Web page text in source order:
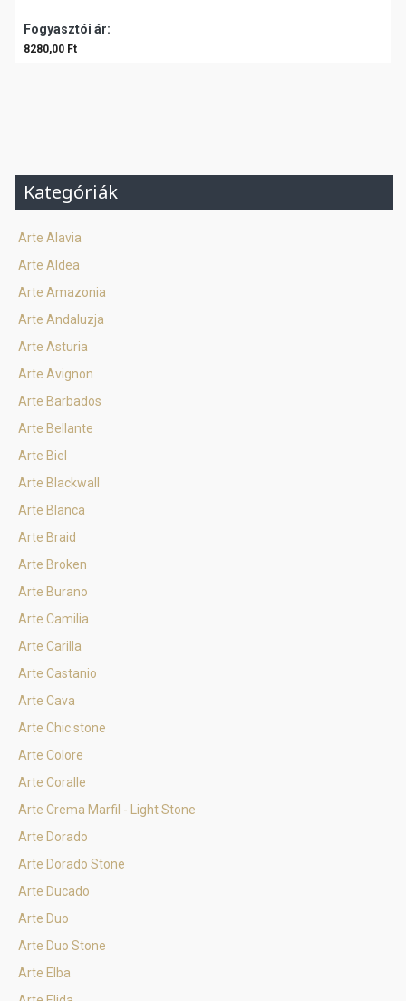
Fogyasztói ár:
8280,00 Ft
Kategóriák
Arte Alavia
Arte Aldea
Arte Amazonia
Arte Andaluzja
Arte Asturia
Arte Avignon
Arte Barbados
Arte Bellante
Arte Biel
Arte Blackwall
Arte Blanca
Arte Braid
Arte Broken
Arte Burano
Arte Camilia
Arte Carilla
Arte Castanio
Arte Cava
Arte Chic stone
Arte Colore
Arte Coralle
Arte Crema Marfil - Light Stone
Arte Dorado
Arte Dorado Stone
Arte Ducado
Arte Duo
Arte Duo Stone
Arte Elba